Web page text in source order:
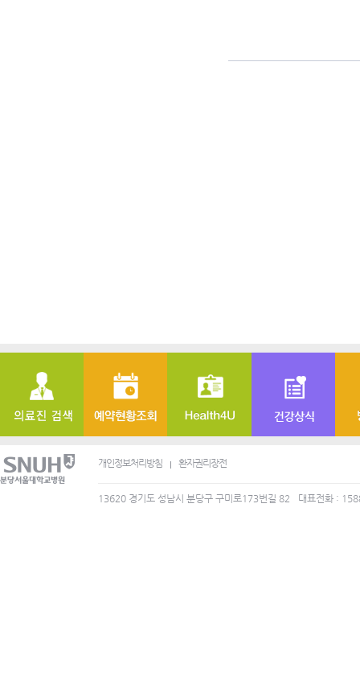
개인정보처리방침 환자권리장전
13620 경기도 성남시 분당구 구미로173번길 82 대표전화 :